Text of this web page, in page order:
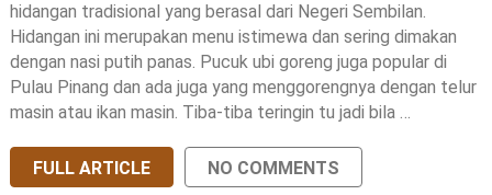
hidangan tradisional yang berasal dari Negeri Sembilan.
Hidangan ini merupakan menu istimewa dan sering dimakan
dengan nasi putih panas. Pucuk ubi goreng juga popular di
Pulau Pinang dan ada juga yang menggorengnya dengan telur
masin atau ikan masin. Tiba-tiba teringin tu jadi bila …
FULL ARTICLE NO COMMENTS